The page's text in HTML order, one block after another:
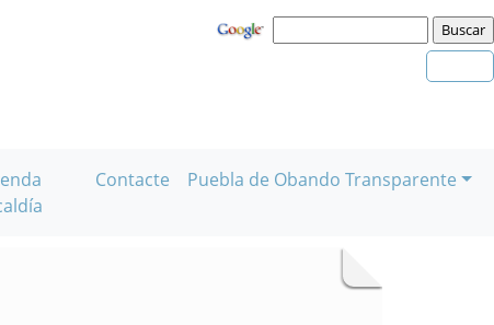
Contacte Puebla de Obando Transparente